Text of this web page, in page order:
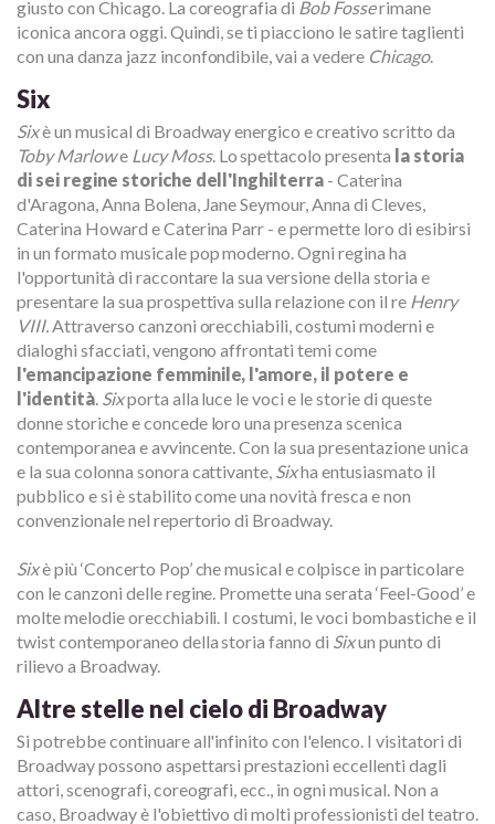
giusto con Chicago. La coreografia di Bob Fosserimane
iconica ancora oggi. Quindi, se ti piacciono le satire taglienti
con una danza jazz inconfondibile, vai a vedere Chicago.
Six
Sixè un musical di Broadway energico e creativo scritto da
Toby Marlowe Lucy Moss. Lo spettacolo presenta la storia
di sei regine storiche dell'Inghilterra - Caterina
d'Aragona, Anna Bolena, Jane Seymour, Anna di Cleves,
Caterina Howard e Caterina Parr - e permette loro di esibirsi
in un formato musicale pop moderno. Ogni regina ha
l'opportunità di raccontare la sua versione della storia e
presentare la sua prospettiva sulla relazione con il re Henry
VIII.Attraverso canzoni orecchiabili, costumi moderni e
dialoghi sfacciati, vengono affrontati temi come
l'emancipazione femminile, l'amore, il potere e
l'identità. Sixporta alla luce le voci e le storie di queste
donne storiche e concede loro una presenza scenica
contemporanea e avvincente. Con la sua presentazione unica
e la sua colonna sonora cattivante, Sixha entusiasmato il
pubblico e si è stabilito come una novità fresca e non
convenzionale nel repertorio di Broadway.
Sixè più ‘Concerto Pop’ che musical e colpisce in particolare
con le canzoni delle regine. Promette una serata ‘Feel-Good’ e
molte melodie orecchiabili. I costumi, le voci bombastiche e il
twist contemporaneo della storia fanno di Sixun punto di
rilievo a Broadway.
Altre stelle nel cielo di Broadway
Si potrebbe continuare all'infinito con l'elenco. I visitatori di
Broadway possono aspettarsi prestazioni eccellenti dagli
attori, scenografi, coreografi, ecc., in ogni musical. Non a
caso, Broadway è l'obiettivo di molti professionisti del teatro.